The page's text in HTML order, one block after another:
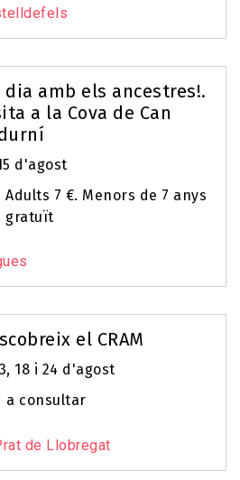
dia amb els ancestres!.
a la Cova de Can
d'agost
Adults 7 €. Menors de 7 anys
gratuït
el CRAM
18 i 24 d'agost
a consultar
de Llobregat